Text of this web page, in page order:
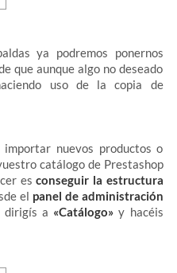
ya podremos ponernos
que aunque algo no deseado
uso de la copia de
nuevos productos o
catálogo de Prestashop
esconseguir la estructura
el panel de administración
dirigís a «Catálogo» y hacéis